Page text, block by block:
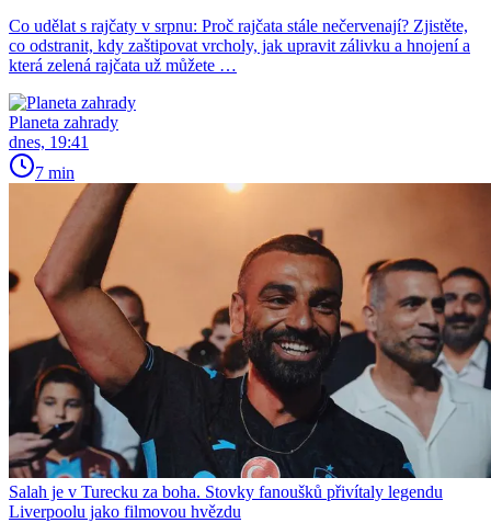
Co udělat s rajčaty v srpnu: Proč rajčata stále nečervenají? Zjistěte,
co odstranit, kdy zaštipovat vrcholy, jak upravit zálivku a hnojení a
která zelená rajčata už můžete …
Planeta zahrady
dnes, 19:41
7 min
Salah je v Turecku za boha. Stovky fanoušků přivítaly legendu
Liverpoolu jako filmovou hvězdu